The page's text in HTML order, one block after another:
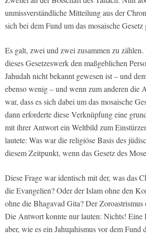
unmissverständliche Mitteilung aus der
sich bei dem Fund um das mosaische Gesetz
Es galt, zwei und zwei zusammen zu
dieses Gesetzeswerk den maßgeblichen
Jahudah nicht bekannt gewesen ist – und
ebenso wenig – und wenn zum anderen die
war, dass es sich dabei um das mosaische
dann erforderte diese Verknüpfung eine
mit ihrer Antwort ein Weltbild zum
lautete: Was war die religiöse Basis des
diesem Zeitpunkt, wenn das Gesetz des
Diese Frage war identisch mit der, was das
die Evangelien? Oder der Islam ohne den
ohne die Bhagavad Gita? Der Zoroastrismus
Die Antwort konnte nur lauten: Nichts! Eine
aber, wie es ein Jahɰahismus vor dem Fund